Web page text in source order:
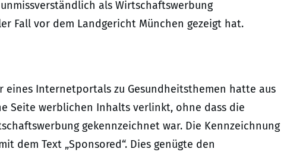
als Wirtschaftswerbung
Fall vor dem Landgericht München gezeigt hat.
eines Internetportals zu Gesundheitsthemen hatte aus
Seite werblichen Inhalts verlinkt, ohne dass die
gekennzeichnet war. Die Kennzeichnung
dem Text „Sponsored“. Dies genügte den